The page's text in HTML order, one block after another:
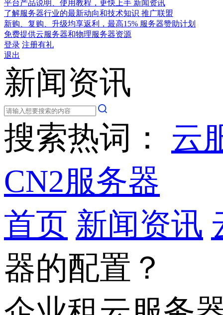
平台产品说明、使用教程，更快上手 新闻资讯
了解服务器行业的最新动向和技术知识 推广联盟
新购、复购、升级均享返利，最高15% 服务器赞助计划
免费提供云服务器和物理服务器资源
登录 注册有礼
退出
新闻资讯
搜索热词： 云
CN2服务器
首页 新闻资讯
器的配置？